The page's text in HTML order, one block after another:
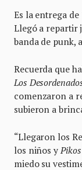
Es la entrega de
Llegó a repartir
banda de punk,
Recuerda que
Los
comenzaron a
subieron a
“Llegaron los
los niños y Pikos
miedo su